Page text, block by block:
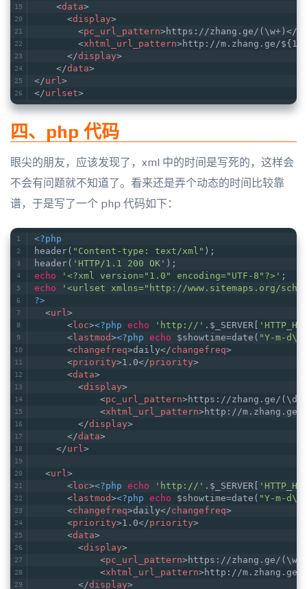
<data>
<display>
<pc_url_pattern> https://zhang.ge/(\w+) </
<xhtml_url_pattern> http://m.zhang.ge/${1}
</display>
</data>
</url >
</urlset>
四、php 代码
眼尖的朋友，应该发现了，xml 中的时间是写死的，这样会
不会有问题就不知道了。看来还是弄个动态的时间比较靠
谱，于是写了一个 php 代码如下：
<?php
header( "Content-type: text/xml" );
header( 'HTTP/1.1 200 OK' );
echo
'<?xml version="1.0" encoding="UTF-8"?>' ;
echo
'<urlset xmlns="http://www.sitemaps.org/
?>
<url>
< loc><?php echo 'http://' .$_SERVER[
< lastmod><?php echo $showtime=date( "Y-m-
<changefreq>daily</changefreq>
<priority>1.0</priority>
<data>
<display>
<pc_url_pattern> https://zhang.ge/
<xhtml_url_pattern> http://m.zhang.ge/
</display>
</data>
</url>
<url>
< loc><?php echo 'http://' .$_SERVER[
< lastmod><?php echo $showtime=date( "Y-m-
<changefreq>daily</changefreq>
<priority>1.0</priority>
<data>
<display>
<pc_url_pattern> https://zhang.ge/
<xhtml_url_pattern> http://m.zhang.ge/
</display>